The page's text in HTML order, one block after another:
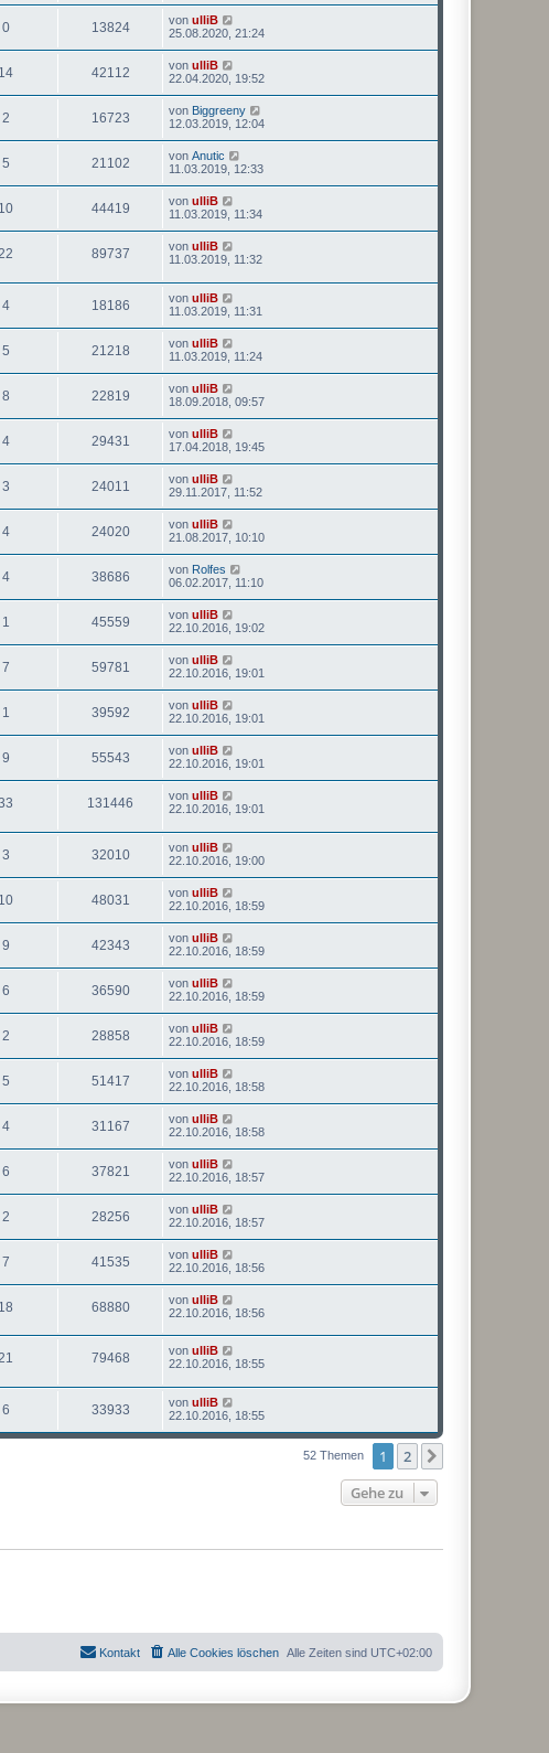
0 13824 von ulliB
25.08.2020, 21:24
14 42112 von ulliB
22.04.2020, 19:52
2 16723 von Biggreeny
12.03.2019, 12:04
5 21102 von Anutic
11.03.2019, 12:33
10 44419 von ulliB
11.03.2019, 11:34
89737 von ulliB
11.03.2019, 11:32
4 18186 von ulliB
11.03.2019, 11:31
5 21218 von ulliB
11.03.2019, 11:24
8 22819 von ulliB
18.09.2018, 09:57
4 29431 von ulliB
17.04.2018, 19:45
3 24011 von ulliB
29.11.2017, 11:52
4 24020 von ulliB
21.08.2017, 10:10
4 38686 von Rolfes
06.02.2017, 11:10
1 45559 von ulliB
22.10.2016, 19:02
7 59781 von ulliB
22.10.2016, 19:01
1 39592 von ulliB
22.10.2016, 19:01
9 55543 von ulliB
22.10.2016, 19:01
131446 von ulliB
22.10.2016, 19:01
3 32010 von ulliB
22.10.2016, 19:00
10 48031 von ulliB
22.10.2016, 18:59
9 42343 von ulliB
22.10.2016, 18:59
6 36590 von ulliB
22.10.2016, 18:59
2 28858 von ulliB
22.10.2016, 18:59
5 51417 von ulliB
22.10.2016, 18:58
4 31167 von ulliB
22.10.2016, 18:58
6 37821 von ulliB
22.10.2016, 18:57
2 28256 von ulliB
22.10.2016, 18:57
7 41535 von ulliB
22.10.2016, 18:56
18 68880 von ulliB
22.10.2016, 18:56
79468 von ulliB
22.10.2016, 18:55
6 33933 von ulliB
22.10.2016, 18:55
52 Themen 1 2
Gehe zu
Alle Zeiten sind UTC+02:00
Alle Cookies löschen
Kontakt